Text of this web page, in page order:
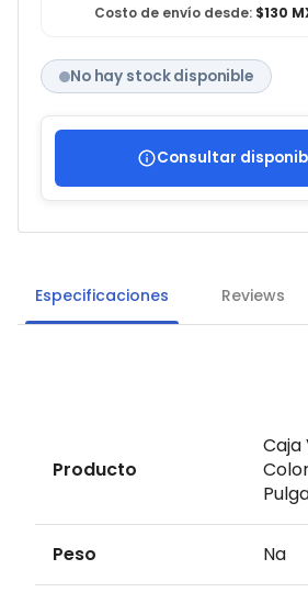
Costo de envío desde: $130
No hay stock disponible
Consultar
Especificaciones Reviews
Producto
Caja
Peso Na